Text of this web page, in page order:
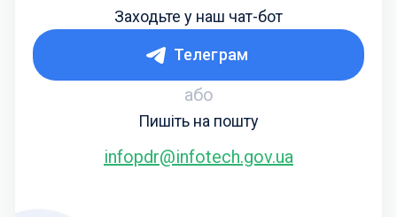
Заходьте у наш чат-бот
Телеграм
або
Пишіть на пошту
infopdr@infotech.gov.ua